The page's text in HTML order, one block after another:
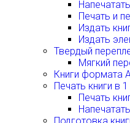
Печать и
Издать
Издать
Твердый
Мягкий
Книги формата
Печать книги в
Печать